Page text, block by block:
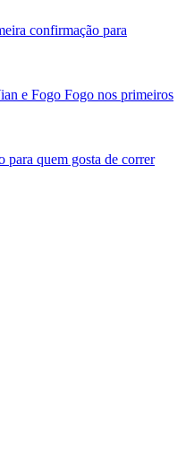
confirmação para
e Fogo Fogo nos primeiros
quem gosta de correr